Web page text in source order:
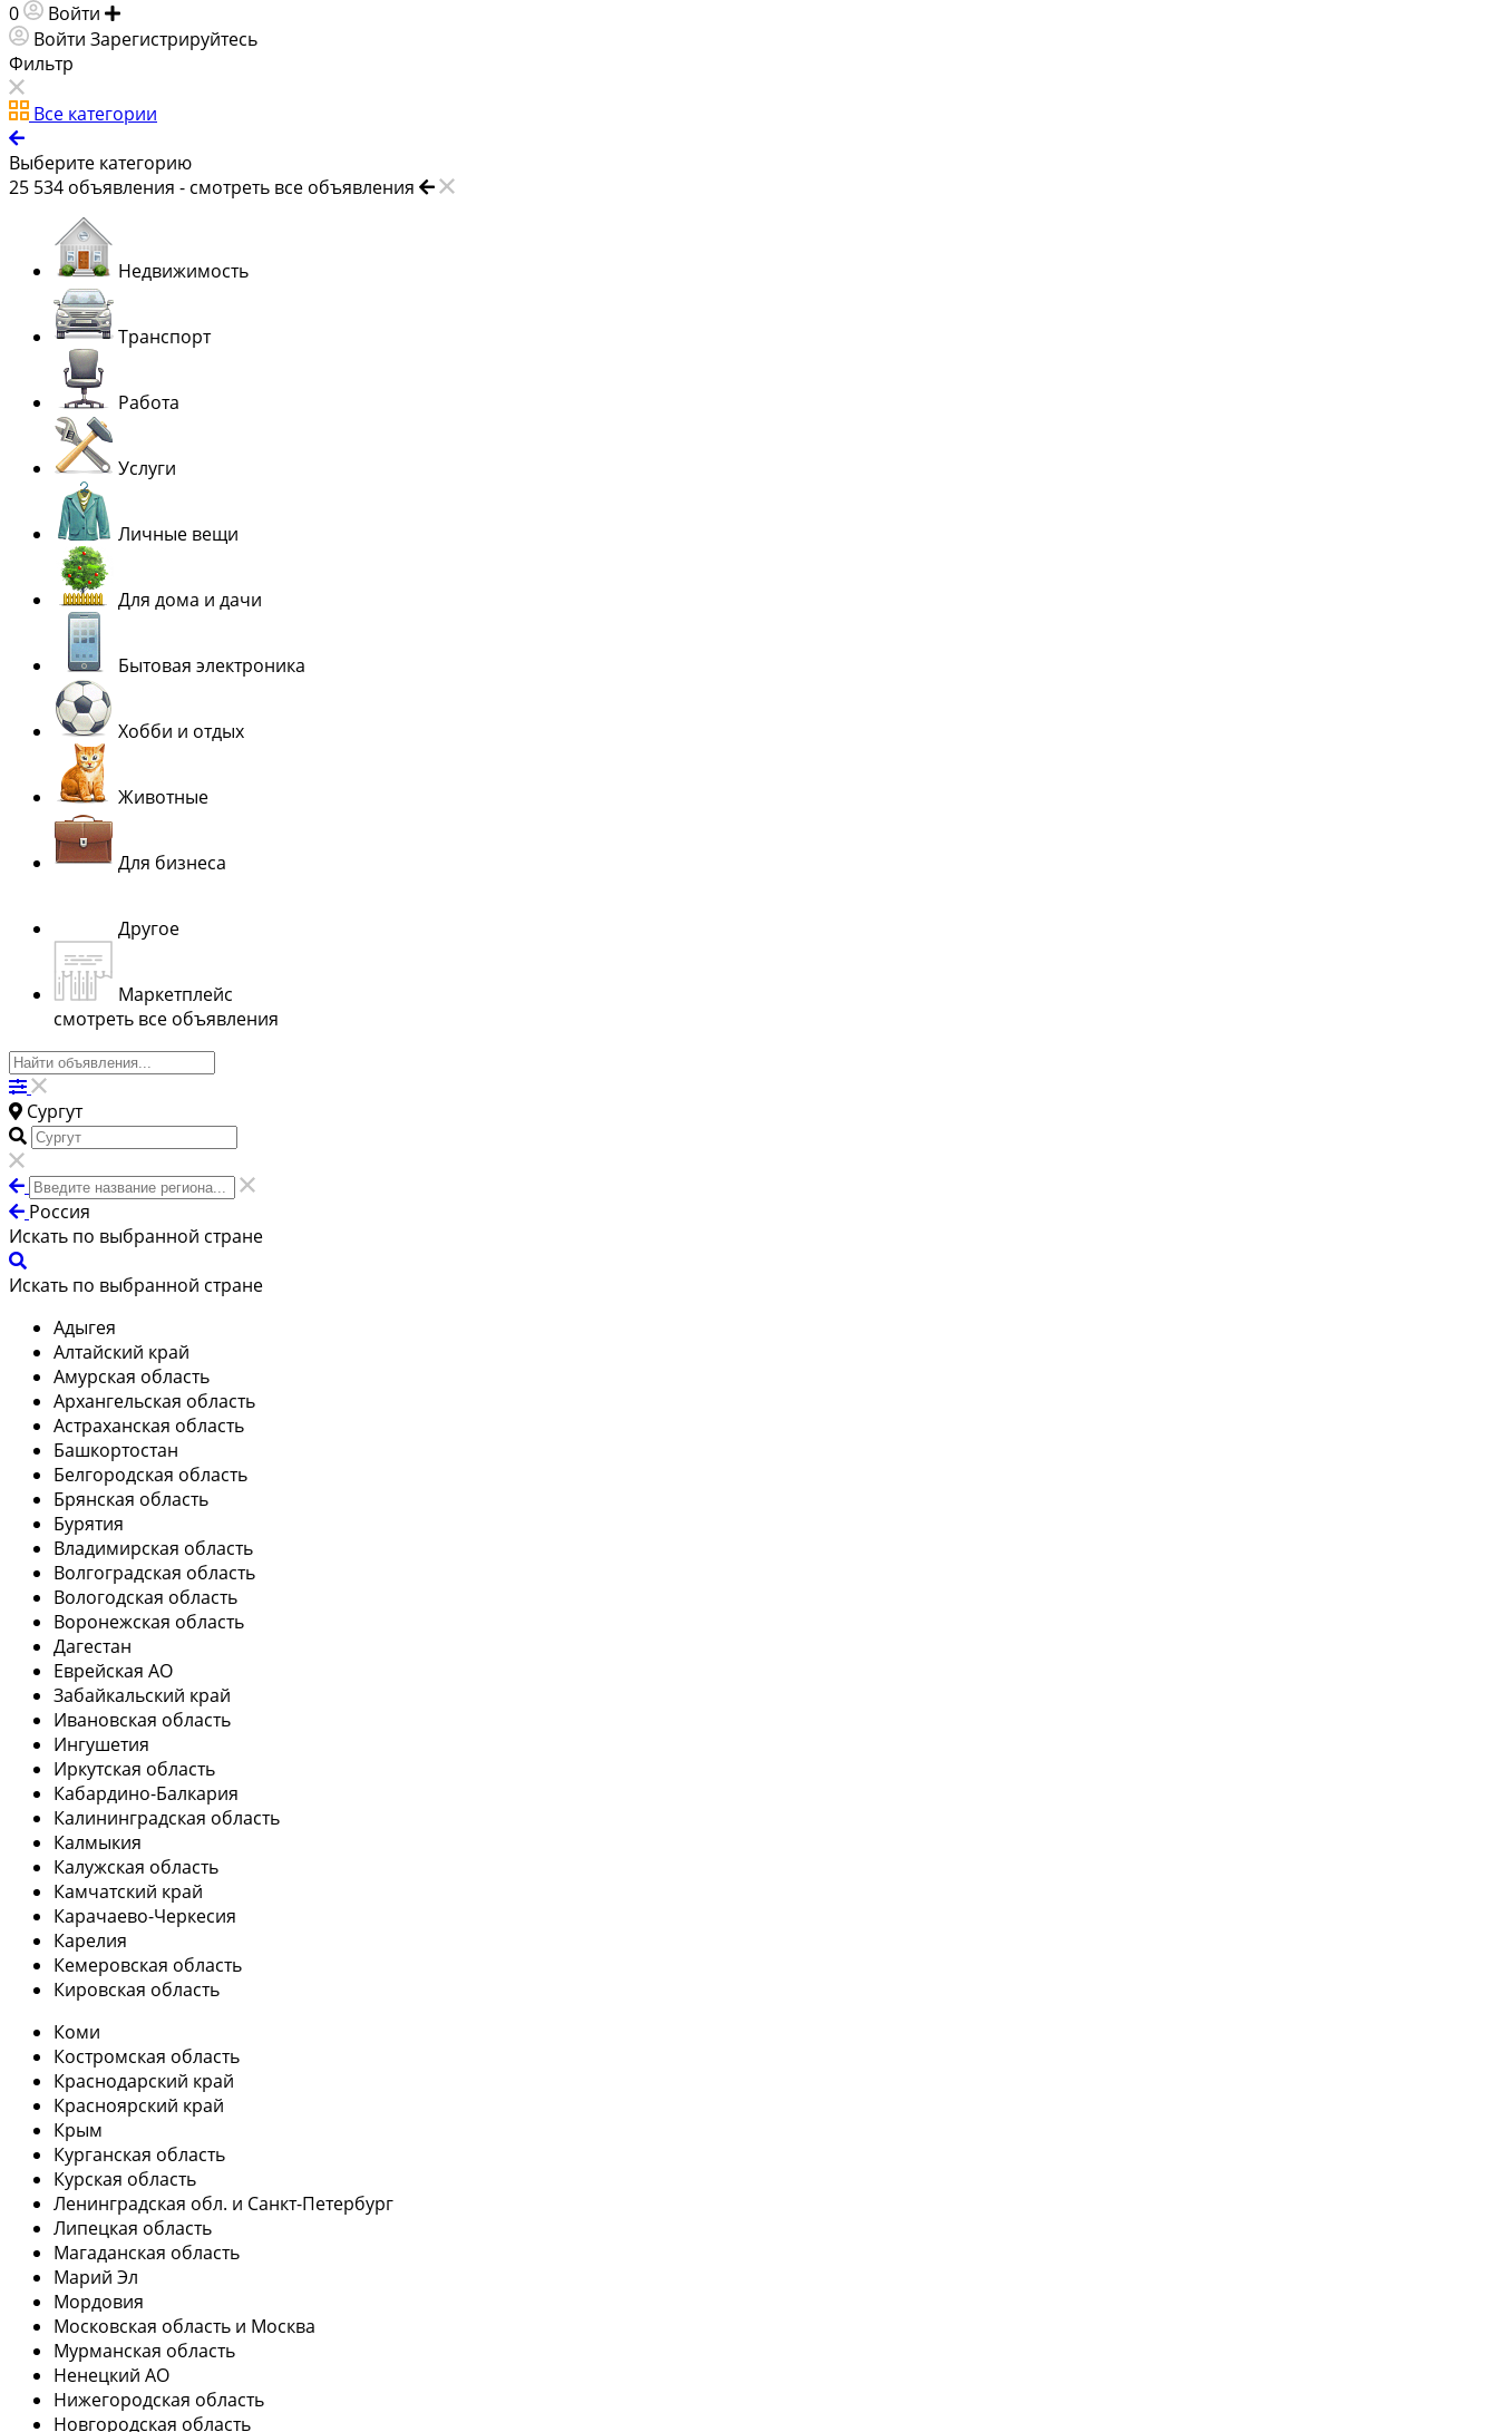
0 Войти
Войти Зарегистрируйтесь
Фильтр
Все категории
Выберите категорию
25 534 объявления - смотреть все объявления
Недвижимость
Транспорт
Работа
Услуги
Личные вещи
Для дома и дачи
Бытовая электроника
Хобби и отдых
Животные
Для бизнеса
Другое
Маркетплейс
смотреть все объявления
Сургут
Россия
Искать по выбранной стране
Искать по выбранной стране
Адыгея
Алтайский край
Амурская область
Архангельская область
Астраханская область
Башкортостан
Белгородская область
Брянская область
Бурятия
Владимирская область
Волгоградская область
Вологодская область
Воронежская область
Дагестан
Еврейская АО
Забайкальский край
Ивановская область
Ингушетия
Иркутская область
Кабардино-Балкария
Калининградская область
Калмыкия
Калужская область
Камчатский край
Карачаево-Черкесия
Карелия
Кемеровская область
Кировская область
Коми
Костромская область
Краснодарский край
Красноярский край
Крым
Курганская область
Курская область
Ленинградская обл. и Санкт-Петербург
Липецкая область
Магаданская область
Марий Эл
Мордовия
Московская область и Москва
Мурманская область
Ненецкий АО
Нижегородская область
Новгородская область